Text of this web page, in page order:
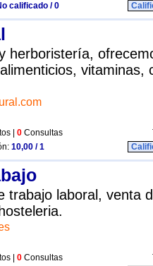
calificado / 0
herboristería,
vitaminas,
| 0 Consultas
10,00 / 1
trabajo laboral, venta
| 0 Consultas